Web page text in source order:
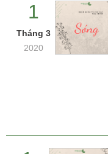
1
Tháng 3
2020